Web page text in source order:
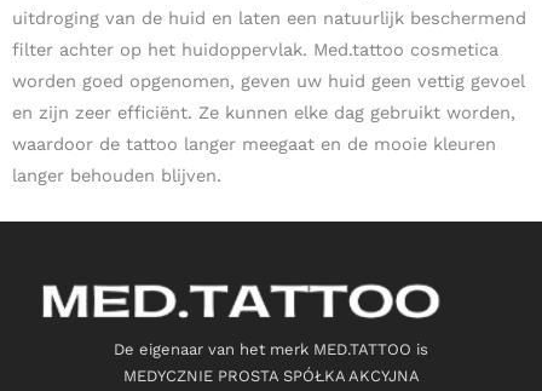
uitdroging van de huid en laten een natuurlijk beschermend
filter achter op het huidoppervlak. Med.tattoo cosmetica
worden goed opgenomen, geven uw huid geen vettig gevoel
en zijn zeer efficiënt. Ze kunnen elke dag gebruikt worden,
waardoor de tattoo langer meegaat en de mooie kleuren
langer behouden blijven.
De eigenaar van het merk MED.TATTOO is
MEDYCZNIE PROSTA SPÓŁKA AKCYJNA